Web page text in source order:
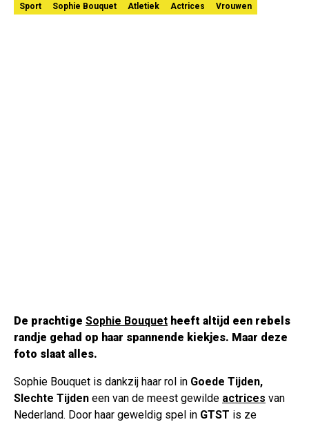
Sport Sophie Bouquet Atletiek Actrices Vrouwen
De prachtige Sophie Bouquet heeft altijd een rebels
randje gehad op haar spannende kiekjes. Maar deze
foto slaat alles.
Sophie Bouquet is dankzij haar rol in Goede Tijden,
Slechte Tijden een van de meest gewilde actrices van
Nederland. Door haar geweldig spel in GTST is ze